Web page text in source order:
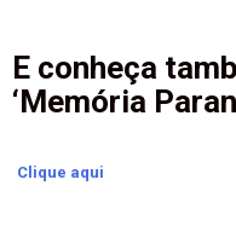
E conheça
‘Memória
Clique aqui